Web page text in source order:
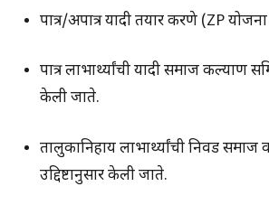
पात्र/अपात्र यादी तयार करणे (ZP
पात्र लाभार्थ्यांची यादी समाज कल्याण
केली जाते.
तालुकानिहाय लाभार्थ्यांची निवड समाज
उद्दिष्टानुसार केली जाते.